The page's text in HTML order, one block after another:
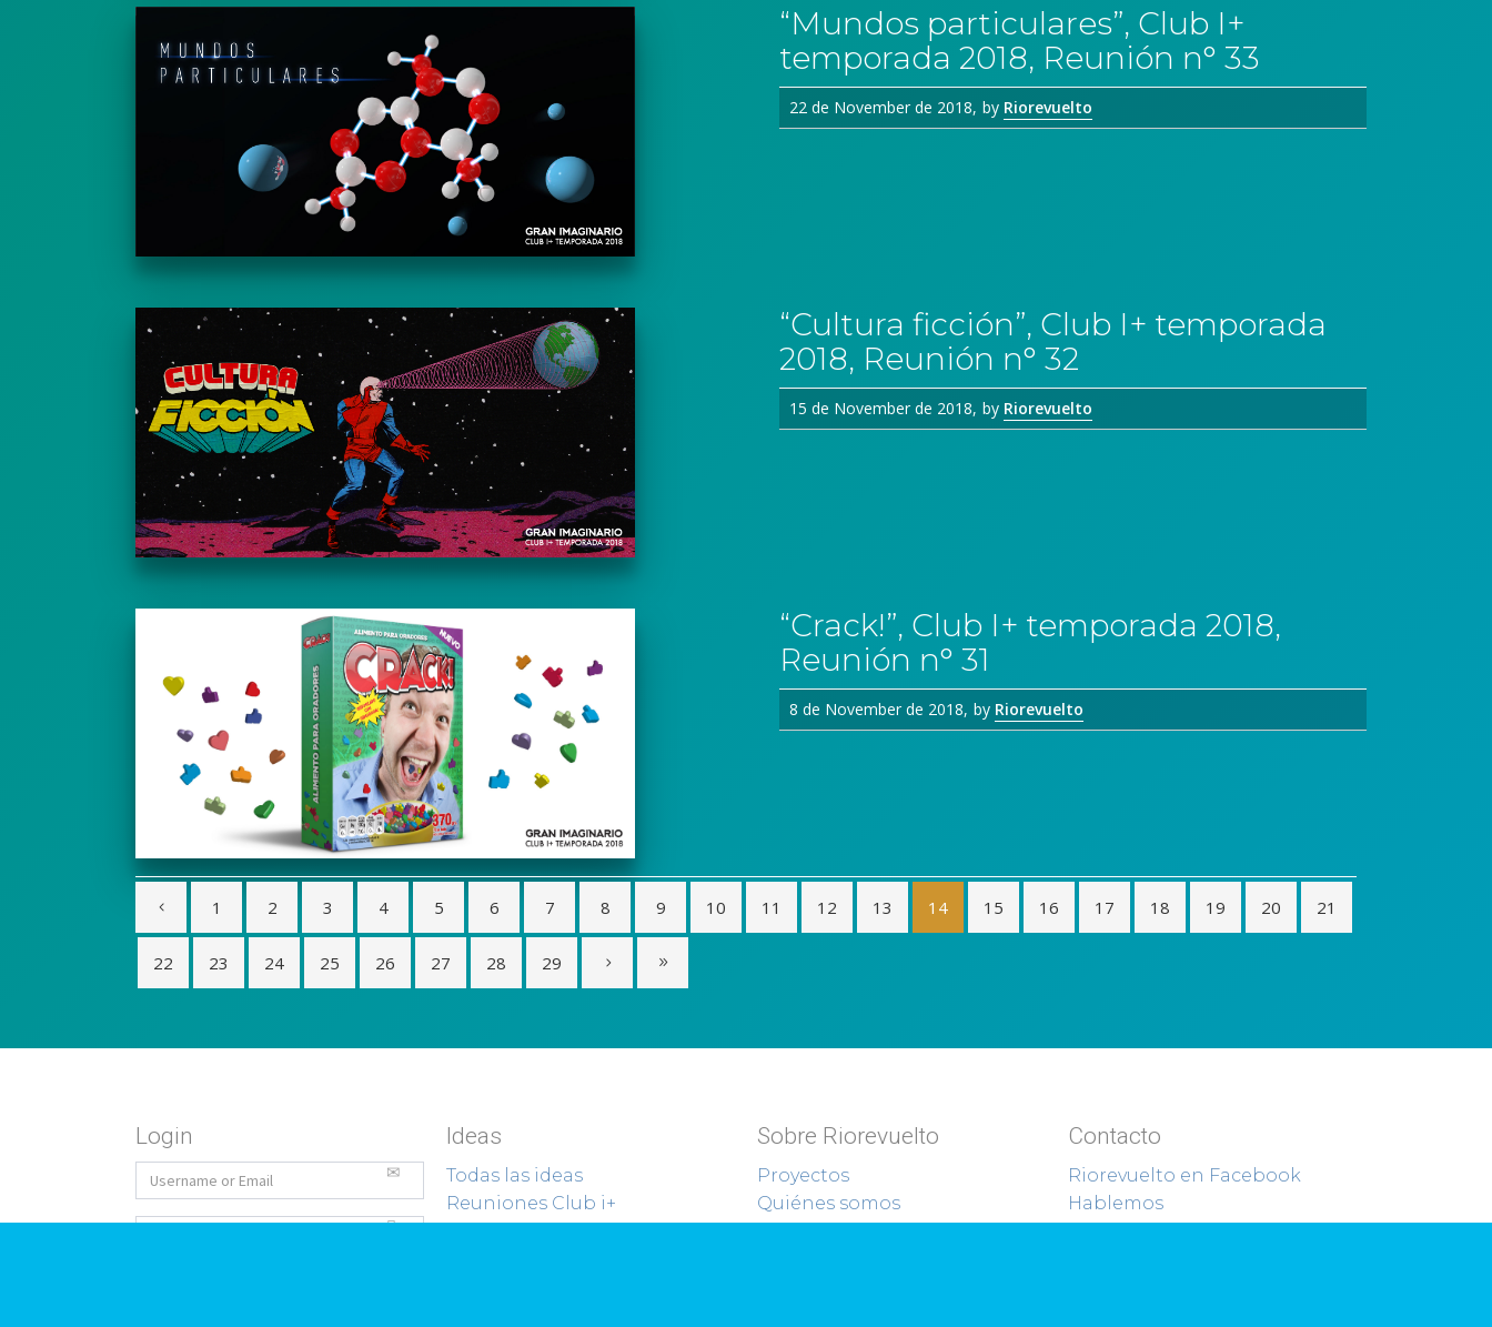
“Mundos particulares”, Club I+
temporada 2018, Reunión n° 33
22 de November de 2018 by Riorevuelto
“Cultura ficción”, Club I+ temporada
2018, Reunión n° 32
15 de November de 2018 by Riorevuelto
“Crack!”, Club I+ temporada 2018,
Reunión n° 31
8 de November de 2018 by Riorevuelto
1 2 3 4 5 6 7 8 9 10 11 12 13 14 15 16 17 18 19 20 21
22 23 24 25 26 27 28 29
Login Ideas
Todas las ideas
Reuniones Club i+
Sobre Riorevuelto
Proyectos
Quiénes somos
Contacto
Riorevuelto en Facebook
Hablemos